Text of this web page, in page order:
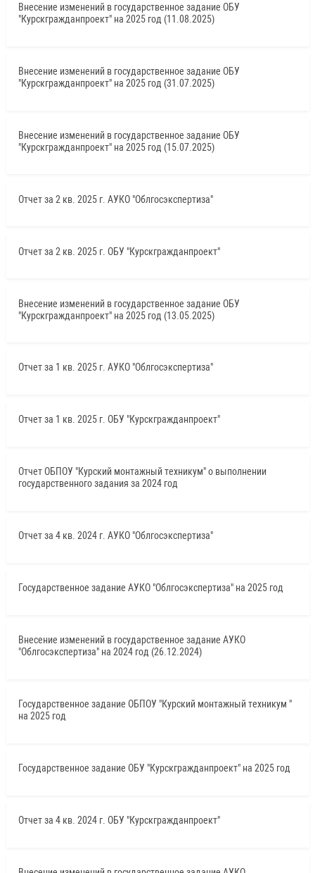
Внесение изменений в государственное задание ОБУ
"Курскгражданпроект" на 2025 год (11.08.2025)
Внесение изменений в государственное задание ОБУ
"Курскгражданпроект" на 2025 год (31.07.2025)
Внесение изменений в государственное задание ОБУ
"Курскгражданпроект" на 2025 год (15.07.2025)
Отчет за 2 кв. 2025 г. АУКО "Облгосэкспертиза"
Отчет за 2 кв. 2025 г. ОБУ "Курскгражданпроект"
Внесение изменений в государственное задание ОБУ
"Курскгражданпроект" на 2025 год (13.05.2025)
Отчет за 1 кв. 2025 г. АУКО "Облгосэкспертиза"
Отчет за 1 кв. 2025 г. ОБУ "Курскгражданпроект"
Отчет ОБПОУ "Курский монтажный техникум" о выполнении
государственного задания за 2024 год
Отчет за 4 кв. 2024 г. АУКО "Облгосэкспертиза"
Государственное задание АУКО "Облгосэкспертиза" на 2025 год
Внесение изменений в государственное задание АУКО
"Облгосэкспертиза" на 2024 год (26.12.2024)
Государственное задание ОБПОУ "Курский монтажный техникум "
на 2025 год
Государственное задание ОБУ "Курскгражданпроект" на 2025 год
Отчет за 4 кв. 2024 г. ОБУ "Курскгражданпроект"